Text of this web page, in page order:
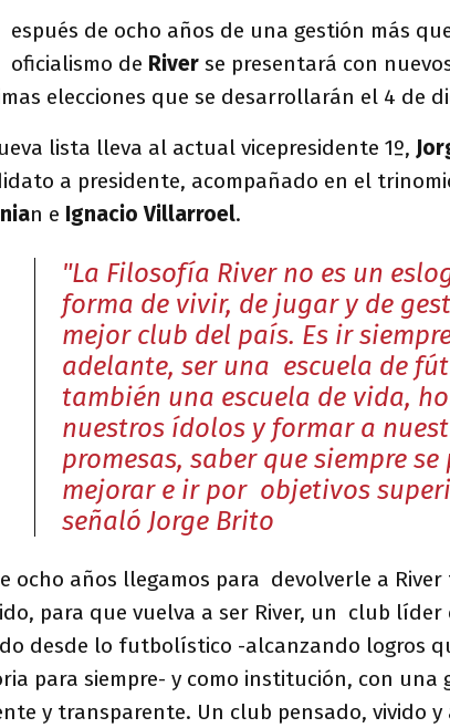
espués de ocho años de una gestión más
oficialismo de River se presentará con
elecciones que se desarrollarán el 4 de
lista lleva al actual vicepresidente 1º,
a presidente, acompañado en el
n e Ignacio Villarroel.
"La Filosofía River no es un
forma de vivir, de jugar y de
mejor club del país. Es ir
adelante, ser una escuela de
también una escuela de vida,
nuestros ídolos y formar a
promesas, saber que siempre se
mejorar e ir por objetivos
señaló Jorge Brito
ocho años llegamos para devolverle a
para que vuelva a ser River, un club líder
desde lo futbolístico -alcanzando logros
para siempre- y como institución, con
y transparente. Un club pensado, vivido